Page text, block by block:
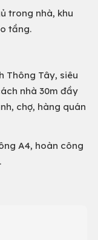
trong nhà, khu
tầng.
Thông Tây, siêu
nhà 30m đầy
chợ, hàng quán
A4, hoàn công